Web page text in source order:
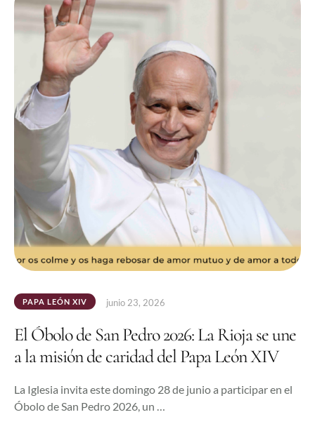
PAPA LEÓN XIV junio 23, 2026
El Óbolo de San Pedro 2026: La Rioja se une
a la misión de caridad del Papa León XIV
La Iglesia invita este domingo 28 de junio a participar en el
Óbolo de San Pedro 2026, un …